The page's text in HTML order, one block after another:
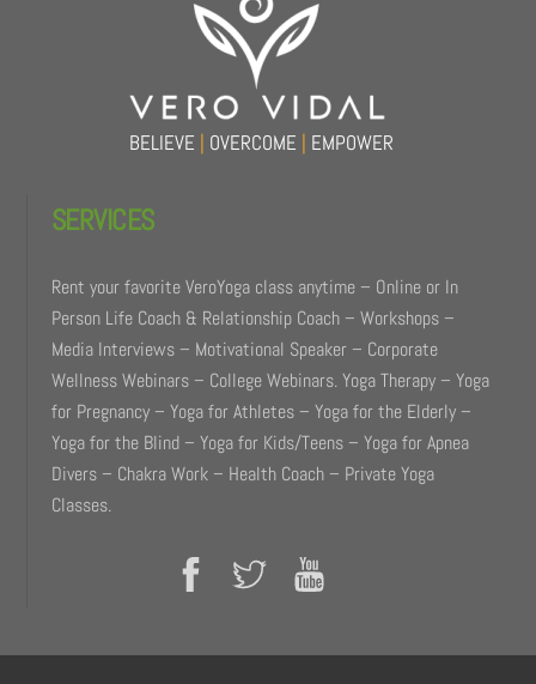
BELIEVE | OVERCOME | EMPOWER
SERVICES
Rent your favorite VeroYoga class anytime – Online or In
Person Life Coach & Relationship Coach – Workshops –
Media Interviews – Motivational Speaker – Corporate
Wellness Webinars – College Webinars. Yoga Therapy – Yoga
for Pregnancy – Yoga for Athletes – Yoga for the Elderly –
Yoga for the Blind – Yoga for Kids/Teens – Yoga for Apnea
Divers – Chakra Work – Health Coach – Private Yoga
Classes.